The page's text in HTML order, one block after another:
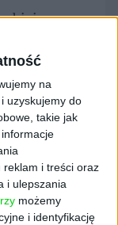
na
uzyskujemy do
takie jak
i treści oraz
i ulepszania
możemy
i identyfikację
23,51 zł.
grosze,
a nie
wyjaśnia:
z